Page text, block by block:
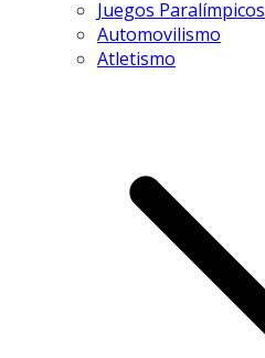
Juegos Paralímpicos
Automovilismo
Atletismo